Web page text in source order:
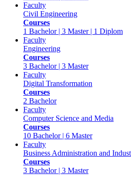
Faculty
Civil Engineering
Courses
1 Bachelor | 3 Master | 1 Diplom
Faculty
Engineering
Courses
3 Bachelor | 3 Master
Faculty
Digital Transformation
Courses
2 Bachelor
Faculty
Computer Science and Media
Courses
10 Bachelor | 6 Master
Faculty
Business Administration and
Courses
3 Bachelor | 3 Master